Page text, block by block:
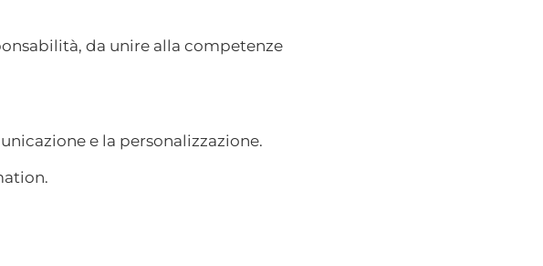
da unire alla competenze
e la personalizzazione.